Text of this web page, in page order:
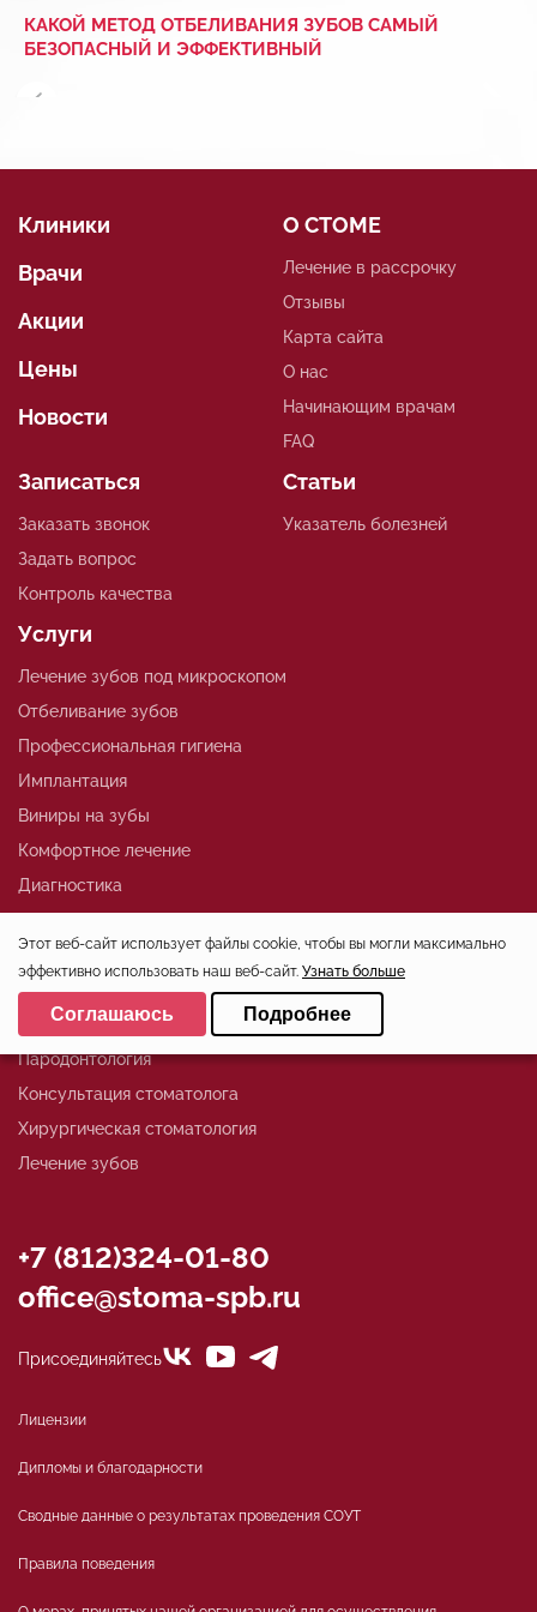
КАКОЙ МЕТОД ОТБЕЛИВАНИЯ ЗУБОВ САМЫЙ
БЕЗОПАСНЫЙ И ЭФФЕКТИВНЫЙ
Клиники
Врачи
Акции
Цены
Новости
Услуги
Лечение зубов под микроскопом
Отбеливание зубов
Профессиональная гигиена
Имплантация
Виниры на зубы
Комфортное лечение
Диагностика
Детская стоматология
Ортодонтия
Протезирование зубов
Пародонтология
Консультация стоматолога
Хирургическая стоматология
Лечение зубов
О СТОМЕ
Лечение в рассрочку
Отзывы
Карта сайта
О нас
Начинающим врачам
FAQ
Статьи
Указатель болезней
Записаться
Заказать звонок
Задать вопрос
Контроль качества
+7 (812)324-01-80
office@stoma-spb.ru
Присоединяйтесь
Лицензии
Дипломы и благодарности
Сводные данные о результатах проведения СОУТ
Правила поведения
Этот веб-сайт использует файлы cookie, чтобы вы могли максимально
эффективно использовать наш веб-сайт. Узнать больше
Выберите настройки cookie
Минимальные
Аналитические/Функциональные
Соглашаюсь Подробнее